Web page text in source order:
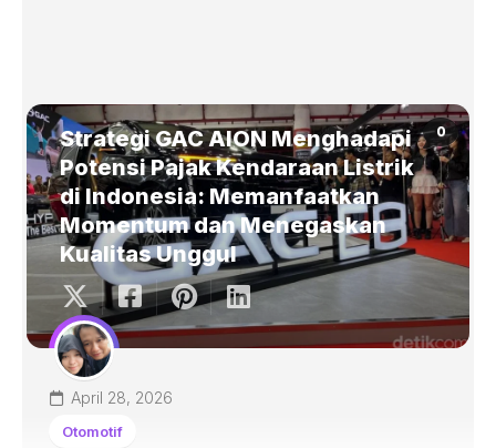
0
Strategi GAC AION Menghadapi
Potensi Pajak Kendaraan Listrik
di Indonesia: Memanfaatkan
Momentum dan Menegaskan
Kualitas Unggul
April 28, 2026
Otomotif